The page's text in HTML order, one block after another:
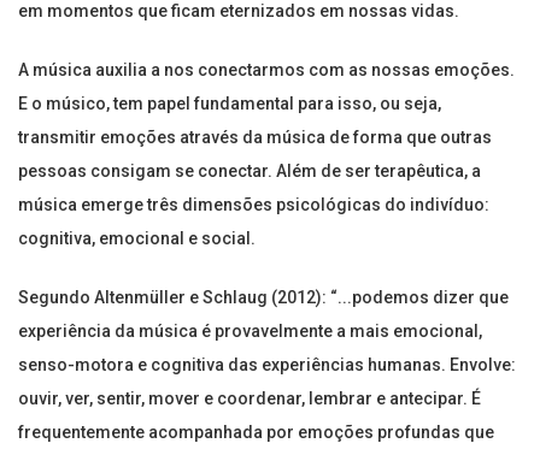
em momentos que ficam eternizados em nossas vidas.
A música auxilia a nos conectarmos com as nossas emoções.
E o músico, tem papel fundamental para isso, ou seja,
transmitir emoções através da música de forma que outras
pessoas consigam se conectar. Além de ser terapêutica, a
música emerge três dimensões psicológicas do indivíduo:
cognitiva, emocional e social.
Segundo Altenmüller e Schlaug (2012): “...podemos dizer que
experiência da música é provavelmente a mais emocional,
senso-motora e cognitiva das experiências humanas. Envolve:
ouvir, ver, sentir, mover e coordenar, lembrar e antecipar. É
frequentemente acompanhada por emoções profundas que